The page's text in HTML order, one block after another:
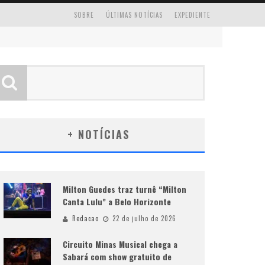
EXPEDIENTE
ÚLTIMAS NOTÍCIAS
SOBRE
+ NOTÍCIAS
Milton Guedes traz turnê “Milton
Canta Lulu” a Belo Horizonte
Redacao 22 de julho de 2026
Circuito Minas Musical chega a
Sabará com show gratuito de